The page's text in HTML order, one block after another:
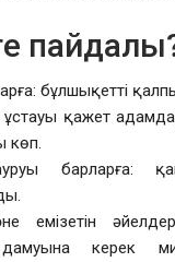
бұлшықетті
қажет
көп.
барларға:
емізетін
керек